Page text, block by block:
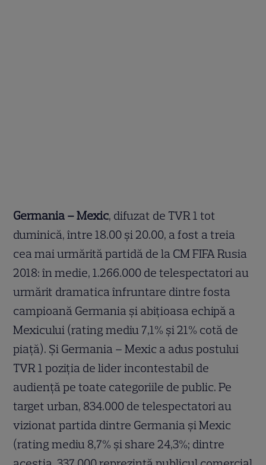
Germania – Mexic, difuzat de TVR 1 tot
duminică, între 18.00 şi 20.00, a fost a treia
cea mai urmărită partidă de la CM FIFA Rusia
2018: în medie, 1.266.000 de telespectatori au
urmărit dramatica înfruntare dintre fosta
campioană Germania şi abiţioasa echipă a
Mexicului (rating mediu 7,1% şi 21% cotă de
piaţă). Şi Germania – Mexic a adus postului
TVR 1 poziţia de lider incontestabil de
audienţă pe toate categoriile de public. Pe
target urban, 834.000 de telespectatori au
vizionat partida dintre Germania şi Mexic
(rating mediu 8,7% şi share 24,3%; dintre